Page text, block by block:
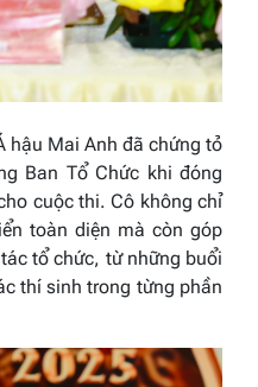
hậu Mai Anh đã chứng tỏ
Ban Tổ Chức khi đóng
cuộc thi. Cô không chỉ
toàn diện mà còn góp
tổ chức, từ những buổi
thí sinh trong từng phần